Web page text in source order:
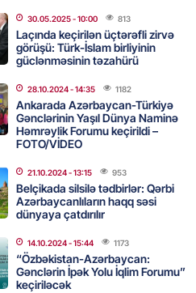
İran millisindən İMTİNA
ölkəni seçdilər
sabah 39 dərəcə isti
- 14:30
dən mikro biznes
5%-dək endirim
- 14:28 100
30.05.2025- 10:00 813
Laçında keçirilən üçtərəfli zirvə
görüşü: Türk-İslam birliyinin
güclənməsinin təzahürü
28.10.2024- 14:35 1182
Ankarada Azərbaycan-Türkiyə
Gənclərinin Yaşıl Dünya Naminə
Həmrəylik Forumu keçirildi –
FOTO/VİDEO
21.10.2024- 13:15 953
Belçikada silsilə tədbirlər: Qərbi
Azərbaycanlıların haqq səsi
dünyaya çatdırılır
14.10.2024- 15:44 1173
“Özbəkistan-Azərbaycan:
Gənclərin İpək Yolu İqlim Forumu”
keçiriləcək